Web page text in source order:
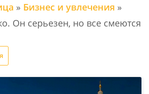
» Бизнес и увлечения »
Он серьезен, но все смеются